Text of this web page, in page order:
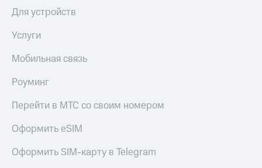
Для устройств
Услуги
Мобильная связь
Роуминг
Перейти в МТС со своим номером
Оформить eSIM
Оформить SIM-карту в Telegram